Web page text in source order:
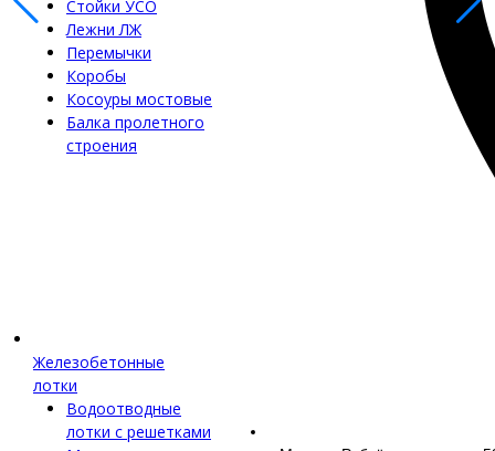
Стойки УСО
Лежни ЛЖ
Перемычки
Коробы
Косоуры мостовые
Балка пролетного
строения
Железобетонные
лотки
Водоотводные
лотки с решетками